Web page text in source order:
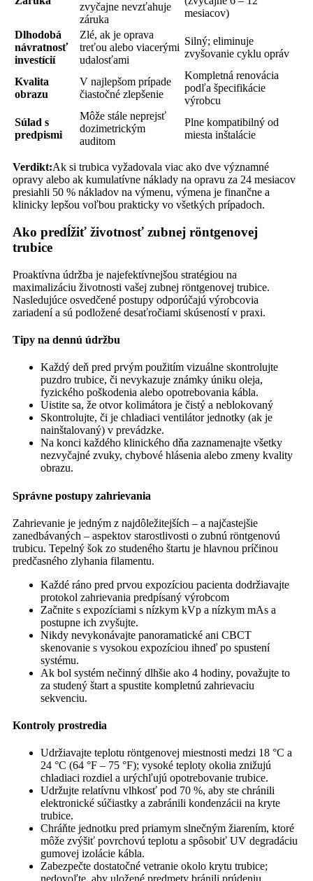
zvyčajne nevzťahuje
záruka
mesiacov)
Dlhodobá
návratnosť
investícií
Zlé, ak je oprava
treťou alebo viacerými
udalosťami
Silný; eliminuje
zvyšovanie cyklu opráv
Kvalita
obrazu
V najlepšom prípade
čiastočné zlepšenie
Kompletná renovácia
podľa špecifikácie
výrobcu
Súlad s
predpismi
Môže stále neprejsť
dozimetrickým
auditom
Plne kompatibilný od
miesta inštalácie
Verdikt:Ak si trubica vyžadovala viac ako dve významné
opravy alebo ak kumulatívne náklady na opravu za 24 mesiacov
presiahli 50 % nákladov na výmenu, výmena je finančne a
klinicky lepšou voľbou prakticky vo všetkých prípadoch.
Ako predĺžiť životnosť zubnej röntgenovej
trubice
Proaktívna údržba je najefektívnejšou stratégiou na
maximalizáciu životnosti vašej zubnej röntgenovej trubice.
Nasledujúce osvedčené postupy odporúčajú výrobcovia
zariadení a sú podložené desaťročiami skúseností v praxi.
Tipy na dennú údržbu
Každý deň pred prvým použitím vizuálne skontrolujte
puzdro trubice, či nevykazuje známky úniku oleja,
fyzického poškodenia alebo opotrebovania kábla.
Uistite sa, že otvor kolimátora je čistý a neblokovaný
Skontrolujte, či je chladiaci ventilátor jednotky (ak je
nainštalovaný) v prevádzke.
Na konci každého klinického dňa zaznamenajte všetky
nezvyčajné zvuky, chybové hlásenia alebo zmeny kvality
obrazu.
Správne postupy zahrievania
Zahrievanie je jedným z najdôležitejších – a najčastejšie
zanedbávaných – aspektov starostlivosti o zubnú röntgenovú
trubicu. Tepelný šok zo studeného štartu je hlavnou príčinou
predčasného zlyhania filamentu.
Každé ráno pred prvou expozíciou pacienta dodržiavajte
protokol zahrievania predpísaný výrobcom
Začnite s expozíciami s nízkym kVp a nízkym mAs a
postupne ich zvyšujte.
Nikdy nevykonávajte panoramatické ani CBCT
skenovanie s vysokou expozíciou ihneď po spustení
systému.
Ak bol systém nečinný dlhšie ako 4 hodiny, považujte to
za studený štart a spustite kompletnú zahrievaciu
sekvenciu.
Kontroly prostredia
Udržiavajte teplotu röntgenovej miestnosti medzi 18 °C a
24 °C (64 °F – 75 °F); vysoké teploty okolia znižujú
chladiaci rozdiel a urýchľujú opotrebovanie trubice.
Udržujte relatívnu vlhkosť pod 70 %, aby ste chránili
elektronické súčiastky a zabránili kondenzácii na kryte
trubice.
Chráňte jednotku pred priamym slnečným žiarením, ktoré
môže zvýšiť povrchovú teplotu a spôsobiť UV degradáciu
gumovej izolácie kábla.
Zabezpečte dostatočné vetranie okolo krytu trubice;